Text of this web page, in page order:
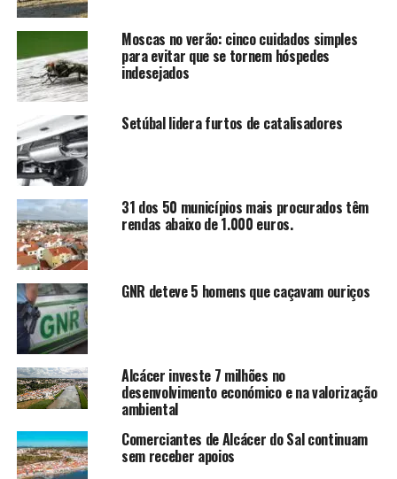
Moscas no verão: cinco cuidados simples
para evitar que se tornem hóspedes
indesejados
Setúbal lidera furtos de catalisadores
31 dos 50 municípios mais procurados têm
rendas abaixo de 1.000 euros.
GNR deteve 5 homens que caçavam ouriços
Alcácer investe 7 milhões no
desenvolvimento económico e na valorização
ambiental
Comerciantes de Alcácer do Sal continuam
sem receber apoios